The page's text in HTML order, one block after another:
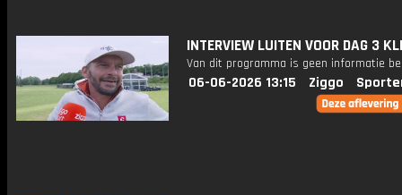
INTERVIEW LUITEN VOOR DAG 3
Van dit programma is geen informatie
06-06-2026 13:15 Ziggo